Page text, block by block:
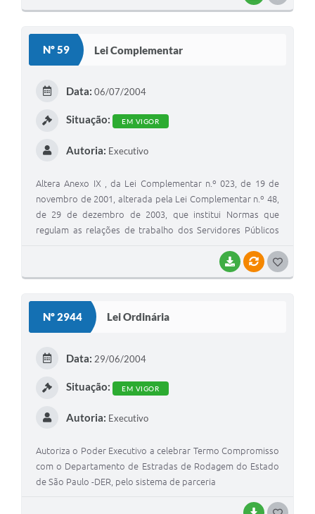
Nº 59 Lei Complementar
BAIXARVÍNCULOS
Data: 06/07/2004
Situação: EM VIGOR
Autoria: Executivo
Altera Anexo IX , da Lei Complementar n.º 023, de 19 de
novembro de 2001, alterada pela Lei Complementar n.º 48,
de 29 de dezembro de 2003, que institui Normas que
regulam as relações de trabalho dos Servidores Públicos
Nº 2944 Lei Ordinária
Data: 29/06/2004
Situação: EM VIGOR
Autoria: Executivo
Autoriza o Poder Executivo a celebrar Termo Compromisso
com o Departamento de Estradas de Rodagem do Estado
de São Paulo -DER, pelo sistema de parceria